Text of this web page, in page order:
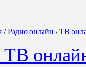
/Радио онлайн /ТВ
ТВ